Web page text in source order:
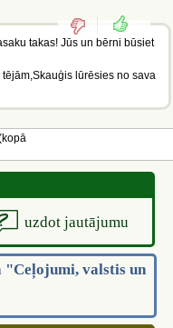
takas! Jūs un bērni būsiet
lūrēsies no sava
uzdot jautājumu
valstis un